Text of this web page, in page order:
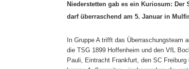
Niederstetten gab es ein Kuriosum:
darf überraschend am 5. Januar in
In Gruppe A trifft das Überraschungsteam
die TSG 1899 Hoffenheim und den VfL
Pauli, Eintracht Frankfurt, den SC